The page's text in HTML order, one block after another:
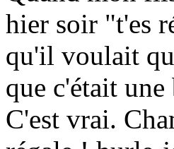
hier soir "t'es
qu'il voulait
que c'était
C'est vrai.